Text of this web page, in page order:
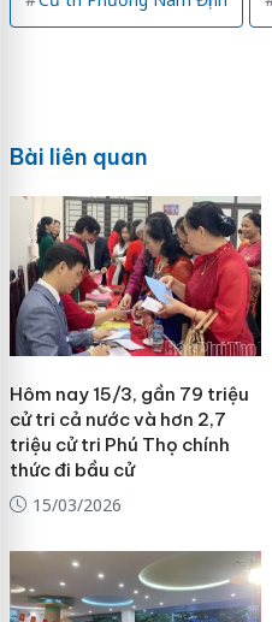
Bài liên quan
Hôm nay 15/3, gần 79 triệu
cử tri cả nước và hơn 2,7
triệu cử tri Phú Thọ chính
thức đi bầu cử
15/03/2026